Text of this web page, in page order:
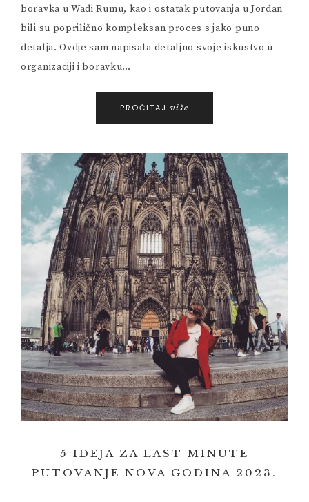
boravka u Wadi Rumu, kao i ostatak putovanja u Jordan
bili su poprilično kompleksan proces s jako puno
detalja. Ovdje sam napisala detaljno svoje iskustvo u
organizaciji i boravku…
PROČITAJ više
5 IDEJA ZA LAST MINUTE
PUTOVANJE NOVA GODINA 2023.